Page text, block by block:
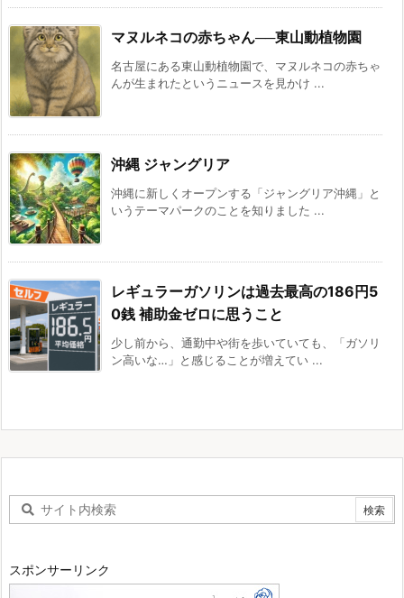
マヌルネコの赤ちゃん──東山動植物園
名古屋にある東山動植物園で、マヌルネコの赤ちゃ
んが生まれたというニュースを見かけ ...
沖縄 ジャングリア
沖縄に新しくオープンする「ジャングリア沖縄」と
いうテーマパークのことを知りました ...
レギュラーガソリンは過去最高の186円5
0銭 補助金ゼロに思うこと
少し前から、通勤中や街を歩いていても、「ガソリ
ン高いな…」と感じることが増えてい ...
スポンサーリンク